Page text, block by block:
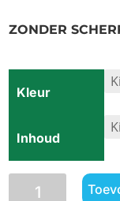
ZONDER
Kleur
Inhoud
Dennerle
Garnalen